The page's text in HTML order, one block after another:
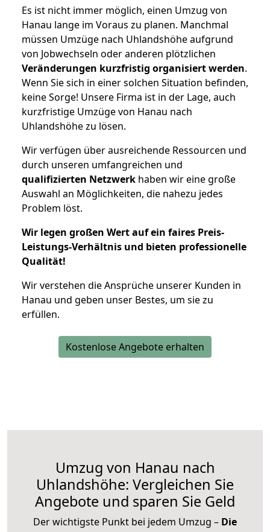
Es ist nicht immer möglich, einen Umzug von
Hanau lange im Voraus zu planen. Manchmal
müssen Umzüge nach Uhlandshöhe aufgrund
von Jobwechseln oder anderen plötzlichen
Veränderungen kurzfristig organisiert werden.
Wenn Sie sich in einer solchen Situation befinden,
keine Sorge! Unsere Firma ist in der Lage, auch
kurzfristige Umzüge von Hanau nach
Uhlandshöhe zu lösen.
Wir verfügen über ausreichende Ressourcen und
durch unseren umfangreichen und
qualifizierten Netzwerk haben wir eine große
Auswahl an Möglichkeiten, die nahezu jedes
Problem löst.
Wir legen großen Wert auf ein faires Preis-
Leistungs-Verhältnis und bieten professionelle
Qualität!
Wir verstehen die Ansprüche unserer Kunden in
Hanau und geben unser Bestes, um sie zu
erfüllen.
Kostenlose Angebote erhalten
Umzug von Hanau nach
Uhlandshöhe: Vergleichen Sie
Angebote und sparen Sie Geld
Der wichtigste Punkt bei jedem Umzug – Die